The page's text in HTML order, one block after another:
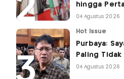
hingga
04 Agustus 2026
Hot Issue
Purbaya:
Paling
04 Agustus 2026